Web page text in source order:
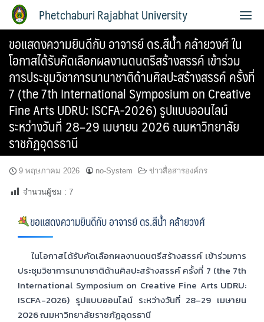
Phetchaburi Rajabhat University
ขอแสดงความยินดีกับ อาจารย์ ดร.สีน้ำ คล้ายวงศ์ ใน
โอกาสได้รับคัดเลือกผลงานดนตรีสร้างสรรค์ เข้าร่วม
การประชุมวิชาการนานาชาติด้านศิลปะสร้างสรรค์ ครั้งที่
7 (the 7th International Symposium on Creative
Fine Arts UDRU: ISCFA-2026) รูปแบบออนไลน์
ระหว่างวันที่ 28–29 เมษายน 2026 ณมหาวิทยาลัย
ราชภัฏอุดรธานี
9 พฤษภาคม 2026 no-System ข่าวสื่อสารองค์กร
จำนวนผู้ชม : 7
ขอแสดงความยินดีกับ อาจารย์ ดร.สีน้ำ คล้ายวงศ์
ในโอกาสได้รับคัดเลือกผลงานดนตรีสร้างสรรค์ เข้าร่วมการ
ประชุมวิชาการนานาชาติด้านศิลปะสร้างสรรค์ ครั้งที่ 7 (the 7th
International Symposium on Creative Fine Arts UDRU:
ISCFA-2026) รูปแบบออนไลน์ ระหว่างวันที่ 28–29 เมษายน
2026 ณมหาวิทยาลัยราชภัฏอุดรธานี